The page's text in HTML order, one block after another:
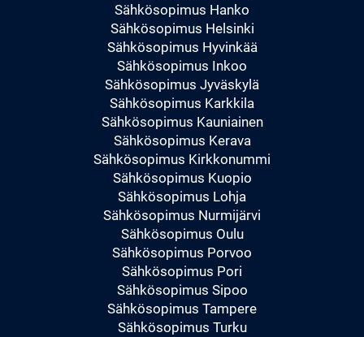
Sähkösopimus Hanko
Sähkösopimus Helsinki
Sähkösopimus Hyvinkää
Sähkösopimus Inkoo
Sähkösopimus Jyväskylä
Sähkösopimus Karkkila
Sähkösopimus Kauniainen
Sähkösopimus Kerava
Sähkösopimus Kirkkonummi
Sähkösopimus Kuopio
Sähkösopimus Lohja
Sähkösopimus Nurmijärvi
Sähkösopimus Oulu
Sähkösopimus Porvoo
Sähkösopimus Pori
Sähkösopimus Sipoo
Sähkösopimus Tampere
Sähkösopimus Turku